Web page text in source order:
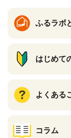
ふるラボ
はじめて
よくある
コラム